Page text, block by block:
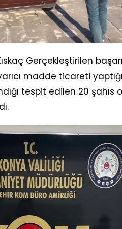
Gerçekleştirilen
madde ticareti
tespit edilen 20